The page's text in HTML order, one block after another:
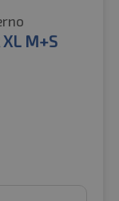
M+S